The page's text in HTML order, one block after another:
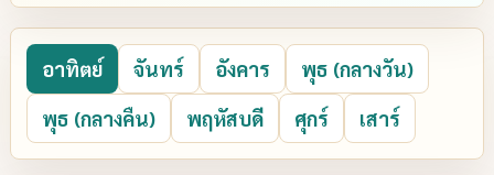
อาทิตย์ จันทร์ อังคาร
พุธ (กลางวัน)
พุธ (กลางคืน)
พฤหัสบดี ศุกร์ เสาร์